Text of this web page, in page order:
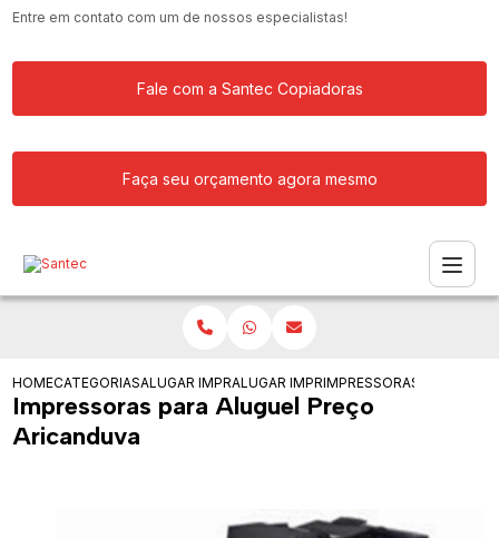
Entre em contato com um de nossos especialistas!
Fale com a Santec Copiadoras
Faça seu orçamento agora mesmo
HOMECATEGORIASALUGAR IMPRESSORAALUGAR IMPRESSORAS PARA
IMPRESSORAS PARA
Impressoras para Aluguel Preço
Aricanduva